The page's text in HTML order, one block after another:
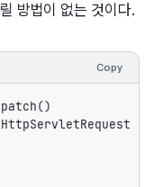
방법이 없는 것이다.
Copy